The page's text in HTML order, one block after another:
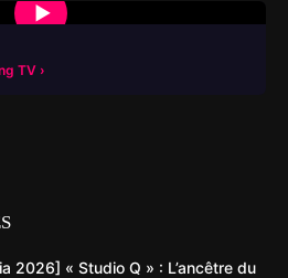
▶
TV
2026] « Studio Q » : L’ancêtre du